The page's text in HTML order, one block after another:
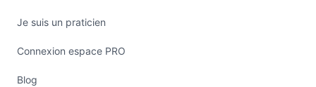
Je suis un praticien
Connexion espace PRO
Blog